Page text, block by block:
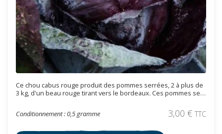
Ce chou cabus rouge produit des pommes serrées, 2 à plus de
3 kg, d'un beau rouge tirant vers le bordeaux. Ces pommes se
Conditionnement : 0,5 gramme 3,00 € TTC